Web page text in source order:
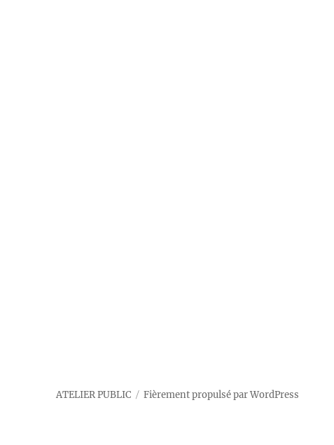
ATELIER PUBLIC Fièrement propulsé par WordPress